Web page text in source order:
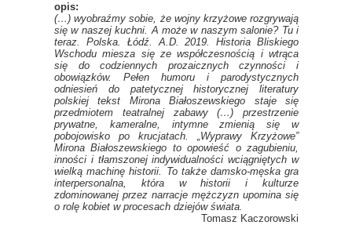
opis:
(…) wyobraźmy sobie, że wojny krzyżowe rozgrywają
się w naszej kuchni. A może w naszym salonie? Tu i
teraz. Polska. Łódź. A.D. 2019. Historia Bliskiego
Wschodu miesza się ze współczesnością i wtrąca
się do codziennych prozaicznych czynności i
obowiązków. Pełen humoru i parodystycznych
odniesień do patetycznej historycznej literatury
polskiej tekst Mirona Białoszewskiego staje się
przedmiotem teatralnej zabawy (…) przestrzenie
prywatne, kameralne, intymne zmienią się w
pobojowisko po krucjatach. „Wyprawy Krzyżowe”
Mirona Białoszewskiego to opowieść o zagubieniu,
inności i tłamszonej indywidualności wciągniętych w
wielką machinę historii. To także damsko-męska gra
interpersonalna, która w historii i kulturze
zdominowanej przez narracje mężczyzn upomina się
o rolę kobiet w procesach dziejów świata.
Tomasz Kaczorowski